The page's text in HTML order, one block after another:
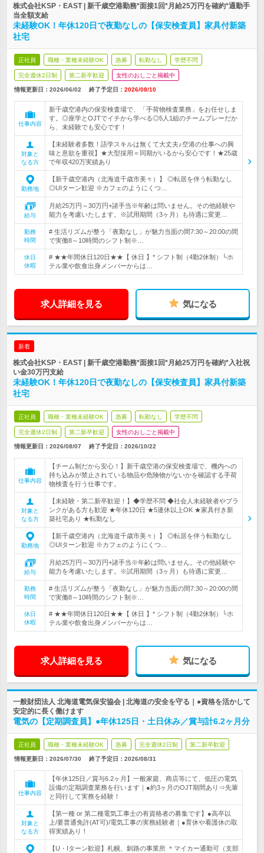
株式会社KSP・EAST | 新千歳空港勤務*面接1回*月給25万円を確約*通勤手
当全額支給
未経験OK！年休120日で夜勤なしの【保安検査員】家具付新築
社宅
正社員 職種・業種未経験OK 急募 転勤なし 学歴不問
完全週休2日制 第二新卒歓迎 女性のおしごと掲載中
情報更新日：2026/06/02 終了予定日： 2026/08/10
仕事内容
新千歳空港内の保安検査場で、「手荷物検査業務」をお任せしま
す。◎座学とOJTでイチから学べる◎5人1組のチームプレーだか
ら、未経験でも安心です！
対象と
なる方
【未経験者多数！語学スキルは無くて大丈夫♪空港の仕事への興
味と意欲を重視】★大型採用＝同期がいるから安心です！★25歳
で年収420万実績あり
勤務地
【新千歳空港内（北海道千歳市美々）】 ◎転居を伴う転勤なし
◎UIターン歓迎 ※カフェのようにくつ…
給与
月給25万円～30万円+諸手当※年齢は問いません。その他経験や
能力を考慮いたします。※試用期間（3ヶ月）も待遇に変更…
勤務
時間
# 生活リズムが整う「夜勤なし」が魅力当面の間7:30～20:00の間
で実働8～10時間のシフト制※…
休日
休暇
# ★★年間休日120日★★【 休日 】* シフト制（4勤2休制）└ホ
テル業や飲食出身メンバーからは…
求人詳細を見る 気になる
新着
株式会社KSP・EAST | 新千歳空港勤務*面接1回*月給25万円を確約*入社祝
い金30万円支給
未経験OK！年休120日で夜勤なしの【保安検査員】家具付新築
社宅
正社員 職種・業種未経験OK 急募 転勤なし 学歴不問
完全週休2日制 第二新卒歓迎 女性のおしごと掲載中
情報更新日：2026/08/07 終了予定日： 2026/10/22
仕事内容
【チーム制だから安心！】新千歳空港の保安検査場で、機内への
持ち込みが禁止されている物品や危険物がないかを確認する手荷
物検査を行う仕事です。
対象と
なる方
【未経験・第二新卒歓迎！】◆学歴不問 ◆社会人未経験者やブラ
ンクがある方も歓迎 ★年休120日 ★5連休以上OK ★家具付き新
築社宅あり ★転勤なし
勤務地
【新千歳空港内（北海道千歳市美々）】 ◎転居を伴う転勤なし
◎UIターン歓迎 ※カフェのようにくつ…
給与
月給25万円～30万円+諸手当※年齢は問いません。その他経験や
能力を考慮いたします。※試用期間（3ヶ月）も待遇に変更…
勤務
時間
# 生活リズムが整う「夜勤なし」が魅力当面の間7:30～20:00の間
で実働8～10時間のシフト制※…
休日
休暇
# ★★年間休日120日★★【 休日 】* シフト制（4勤2休制）└ホ
テル業や飲食出身メンバーからは…
求人詳細を見る 気になる
一般財団法人 北海道電気保安協会 | 北海道の安全を守る｜●資格を活かして
安定的に長く働けます
電気の【定期調査員】●年休125日・土日休み／賞与計6.2ヶ月分
正社員 職種・業種未経験OK 急募 完全週休2日制 第二新卒歓迎
情報更新日：2026/07/30 終了予定日： 2026/08/31
仕事内容
【年休125日／賞与6.2ヶ月】一般家庭、商店等にて、低圧の電気
設備の定期調査業務を行います｜●約3ヶ月のOJT期間あり⇒先輩
と同行して実務を経験！
対象と
なる方
【第一種 or 第二種電気工事士の有資格者の募集です】●高卒以
上/要普通免許(AT可)/電気工事の実務経験者｜●育休や看護休の取
得実績あり！
【U・Iターン歓迎】札幌、釧路の事業所 ＊マイカー通勤可（支部